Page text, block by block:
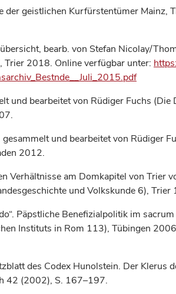
geistlichen Kurfürstentümer Mainz,
bearb. von Stefan Nicolay/
2018. Online verfügbar unter:
und bearbeitet von Rüdiger Fuchs (Die
und bearbeitet von Rüdiger
2012.
Verhältnisse am Domkapitel von Trier
und Volkskunde 6), Trier
Päpstliche Benefizialpolitik im
Instituts in Rom 113), Tübingen
des Codex Hunolstein. Der Klerus
42 (2002), S. 167–197.